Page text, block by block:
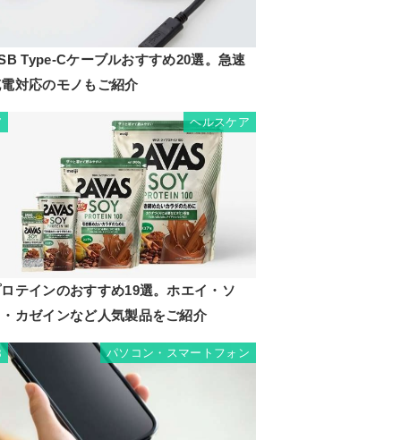
Type-Cケーブルおすすめ20選。急速
対応のモノもご紹介
ヘルスケア
テインのおすすめ19選。ホエイ・ソ
カゼインなど人気製品をご紹介
パソコン・スマートフォン